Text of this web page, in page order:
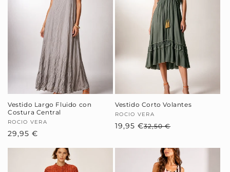
Vestido Largo Fluido con
Costura Central
Proveedor:
ROCIO VERA
Precio
29,95 €
Vestido Corto Volantes
Proveedor:
ROCIO VERA
32,50 €
oferta
19,95 €